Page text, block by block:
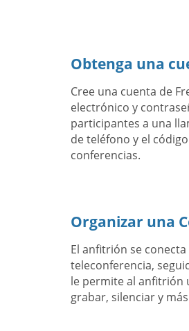
Obtenga una
Cree una cuenta de
electrónico y
participantes a una
de teléfono y el
conferencias.
Organizar una
El anfitrión se
teleconferencia,
le permite al anfitrión
grabar, silenciar y